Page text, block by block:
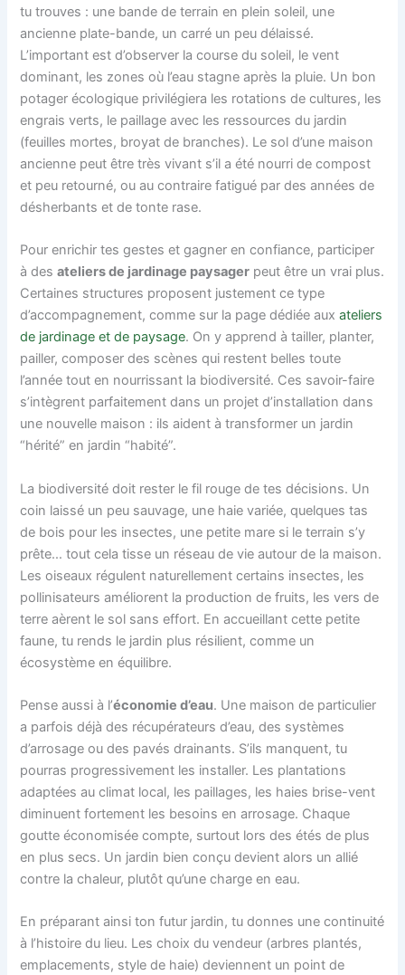
tu trouves : une bande de terrain en plein soleil, une
ancienne plate-bande, un carré un peu délaissé.
L’important est d’observer la course du soleil, le vent
dominant, les zones où l’eau stagne après la pluie. Un bon
potager écologique privilégiera les rotations de cultures, les
engrais verts, le paillage avec les ressources du jardin
(feuilles mortes, broyat de branches). Le sol d’une maison
ancienne peut être très vivant s’il a été nourri de compost
et peu retourné, ou au contraire fatigué par des années de
désherbants et de tonte rase.
Pour enrichir tes gestes et gagner en confiance, participer
à desateliers de jardinage paysager peut être un vrai plus.
Certaines structures proposent justement ce type
d’accompagnement, comme sur la page dédiée auxateliers
de jardinage et de paysage. On y apprend à tailler, planter,
pailler, composer des scènes qui restent belles toute
l’année tout en nourrissant la biodiversité. Ces savoir-faire
s’intègrent parfaitement dans un projet d’installation dans
une nouvelle maison : ils aident à transformer un jardin
“hérité” en jardin “habité”.
La biodiversité doit rester le fil rouge de tes décisions. Un
coin laissé un peu sauvage, une haie variée, quelques tas
de bois pour les insectes, une petite mare si le terrain s’y
prête… tout cela tisse un réseau de vie autour de la maison.
Les oiseaux régulent naturellement certains insectes, les
pollinisateurs améliorent la production de fruits, les vers de
terre aèrent le sol sans effort. En accueillant cette petite
faune, tu rends le jardin plus résilient, comme un
écosystème en équilibre.
Pense aussi à l’économie d’eau. Une maison de particulier
a parfois déjà des récupérateurs d’eau, des systèmes
d’arrosage ou des pavés drainants. S’ils manquent, tu
pourras progressivement les installer. Les plantations
adaptées au climat local, les paillages, les haies brise-vent
diminuent fortement les besoins en arrosage. Chaque
goutte économisée compte, surtout lors des étés de plus
en plus secs. Un jardin bien conçu devient alors un allié
contre la chaleur, plutôt qu’une charge en eau.
En préparant ainsi ton futur jardin, tu donnes une continuité
à l’histoire du lieu. Les choix du vendeur (arbres plantés,
emplacements, style de haie) deviennent un point de